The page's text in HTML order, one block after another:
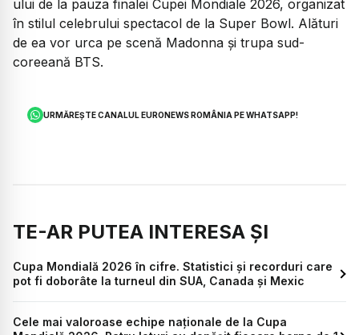
ului de la pauza finalei Cupei Mondiale 2026, organizat
în stilul celebrului spectacol de la Super Bowl. Alături
de ea vor urca pe scenă Madonna și trupa sud-
coreeană BTS.
URMĂREȘTE CANALUL EURONEWS ROMÂNIA PE WHATSAPP!
TE-AR PUTEA INTERESA ȘI
Cupa Mondială 2026 în cifre. Statistici și recorduri care
pot fi doborâte la turneul din SUA, Canada și Mexic
Cele mai valoroase echipe naționale de la Cupa